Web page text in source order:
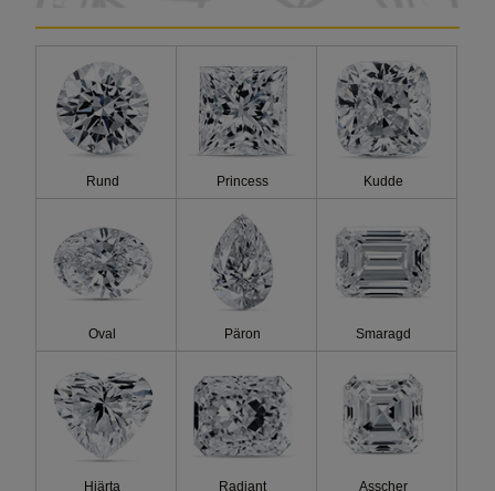
Slipning
Certificering
Kostand
Rund Princess Kudde
Oval Päron Smaragd
Hjärta Radiant Asscher